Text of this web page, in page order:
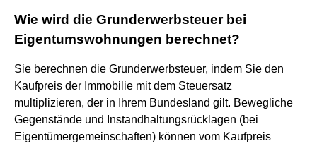
Wie wird die Grunderwerbsteuer bei
Eigentumswohnungen berechnet?
Sie berechnen die Grunderwerbsteuer, indem Sie den
Kaufpreis der Immobilie mit dem Steuersatz
multiplizieren, der in Ihrem Bundesland gilt. Bewegliche
Gegenstände und Instandhaltungsrücklagen (bei
Eigentümergemeinschaften) können vom Kaufpreis